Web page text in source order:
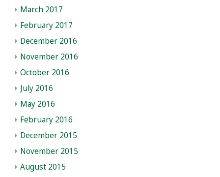
March 2017
February 2017
December 2016
November 2016
October 2016
July 2016
May 2016
February 2016
December 2015
November 2015
August 2015